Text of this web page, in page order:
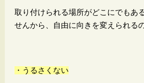
取り付けられる場所がどこにでもあ
せんから、自由に向きを変えられる
・うるさくない